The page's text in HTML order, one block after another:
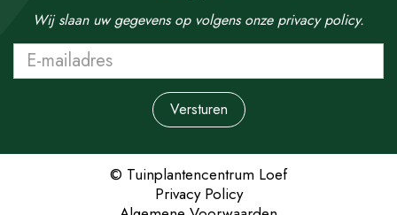
Wij slaan uw gegevens op volgens onze privacy policy.
© Tuinplantencentrum Loef
Privacy Policy